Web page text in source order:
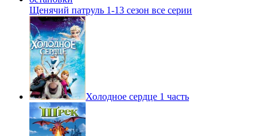
Щенячий патруль 1-13 сезон все серии
Холодное сердце 1 часть